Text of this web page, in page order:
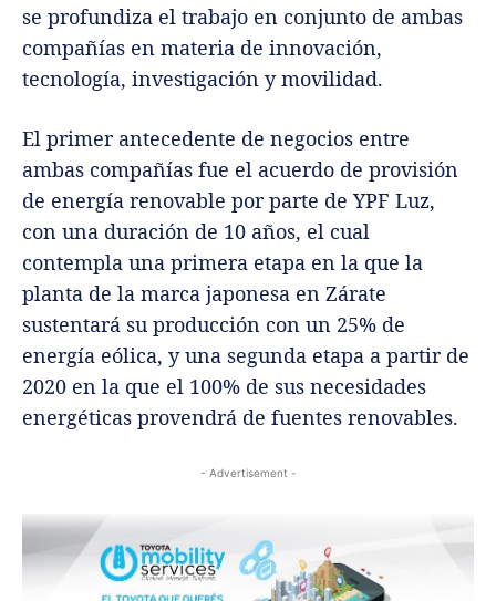
se profundiza el trabajo en conjunto de ambas
compañías en materia de innovación,
tecnología, investigación y movilidad.
El primer antecedente de negocios entre
ambas compañías fue el acuerdo de provisión
de energía renovable por parte de YPF Luz,
con una duración de 10 años, el cual
contempla una primera etapa en la que la
planta de la marca japonesa en Zárate
sustentará su producción con un 25% de
energía eólica, y una segunda etapa a partir de
2020 en la que el 100% de sus necesidades
energéticas provendrá de fuentes renovables.
- Advertisement -